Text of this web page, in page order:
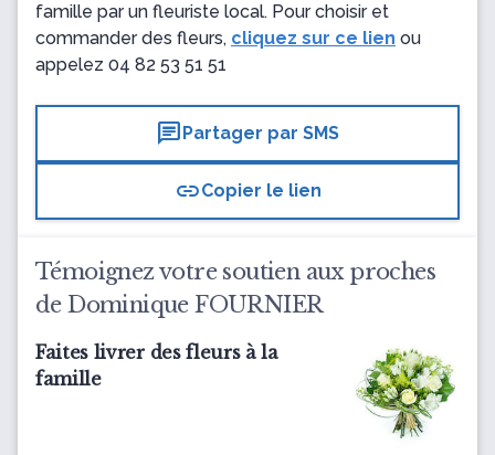
famille par un fleuriste local. Pour choisir et
commander des fleurs, cliquez sur ce lien ou
appelez 04 82 53 51 51
chatPartager par SMS
linkCopier le lien
Témoignez votre soutien aux proches
de Dominique FOURNIER
Faites livrer des fleurs à la
famille